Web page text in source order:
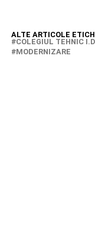
ALTE ARTICOLE
COLEGIUL TEHNIC
MODERNIZARE